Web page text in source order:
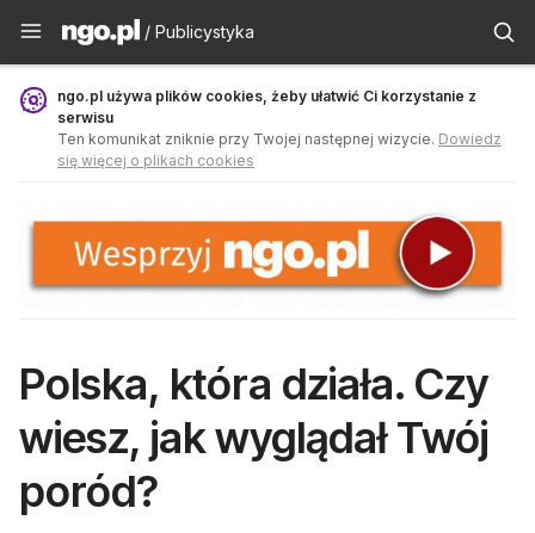
Publicystyka - ngo.pl
/ Publicystyka
ngo.pl używa plików cookies, żeby ułatwić Ci korzystanie z
serwisu
Ten komunikat zniknie przy Twojej następnej wizycie. Dowiedz
się więcej o plikach cookies
Polska, która działa. Czy
wiesz, jak wyglądał Twój
poród?